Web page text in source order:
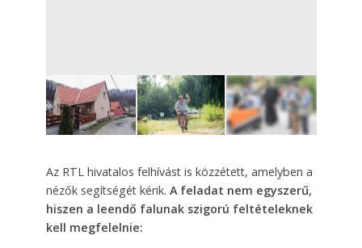
7FOTÓ
Az RTL hivatalos felhívást is közzétett, amelyben a
nézők segítségét kérik. A feladat nem egyszerű,
hiszen a leendő falunak szigorú feltételeknek
kell megfelelnie: